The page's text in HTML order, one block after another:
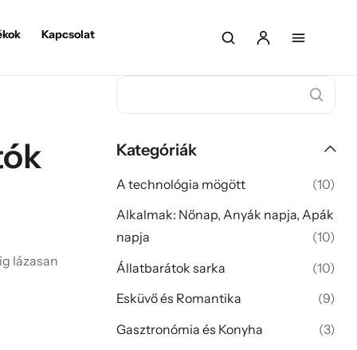
Kapcsolat
lázasan
Kategóriák
A technológia mögött
(10)
Alkalmak: Nőnap, Anyák napja, Apák
napja
(10)
Állatbarátok sarka
(10)
Esküvő és Romantika
(9)
Gasztronómia és Konyha
(3)